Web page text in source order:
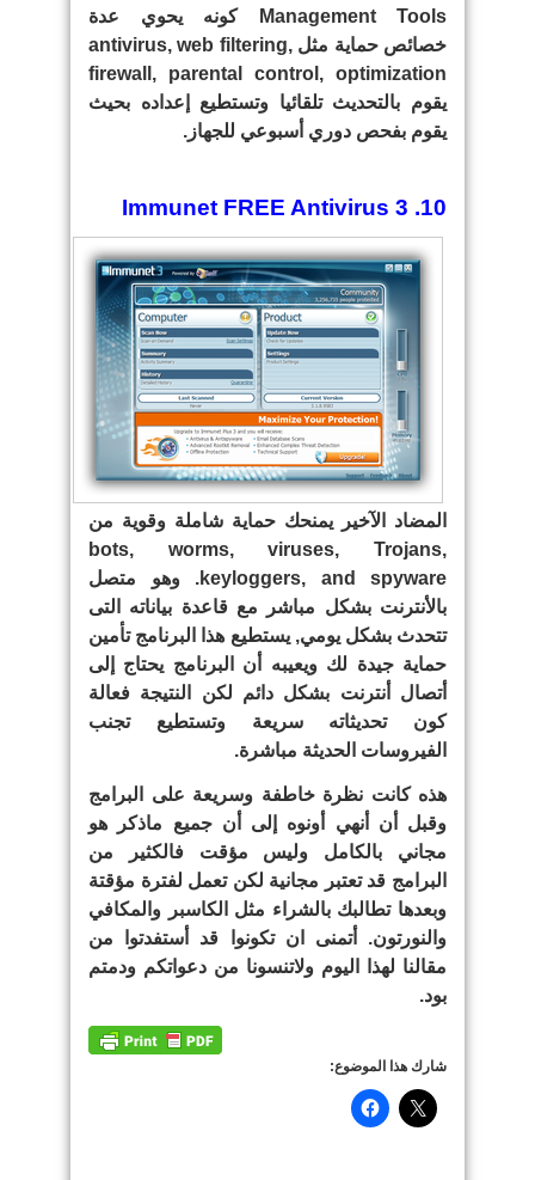
Management Tools كونه يحوي عدة
خصائص حماية مثل antivirus, web filtering,
firewall, parental control, optimization
يقوم بالتحديث تلقائيا وتستطيع إعداده بحيث
يقوم بفحص دوري أسبوعي للجهاز.
10. Immunet FREE Antivirus 3
المضاد الآخير يمنحك حماية شاملة وقوية من
bots, worms, viruses, Trojans,
keyloggers, and spyware. وهو متصل
بالأنترنت بشكل مباشر مع قاعدة بياناته التى
تتحدث بشكل يومي, يستطيع هذا البرنامج تأمين
حماية جيدة لك ويعيبه أن البرنامج يحتاج إلى
أتصال أنترنت بشكل دائم لكن النتيجة فعالة
كون تحديثاته سريعة وتستطيع تجنب
الفيروسات الحديثة مباشرة.
هذه كانت نظرة خاطفة وسريعة على البرامج
وقبل أن أنهي أونوه إلى أن جميع ماذكر هو
مجاني بالكامل وليس مؤقت فالكثير من
البرامج قد تعتبر مجانية لكن تعمل لفترة مؤقتة
وبعدها تطالبك بالشراء مثل الكاسبر والمكافي
والنورتون. أتمنى ان تكونوا قد أستفدتوا من
مقالنا لهذا اليوم ولاتنسونا من دعواتكم ودمتم
بود.
شارك هذا الموضوع: